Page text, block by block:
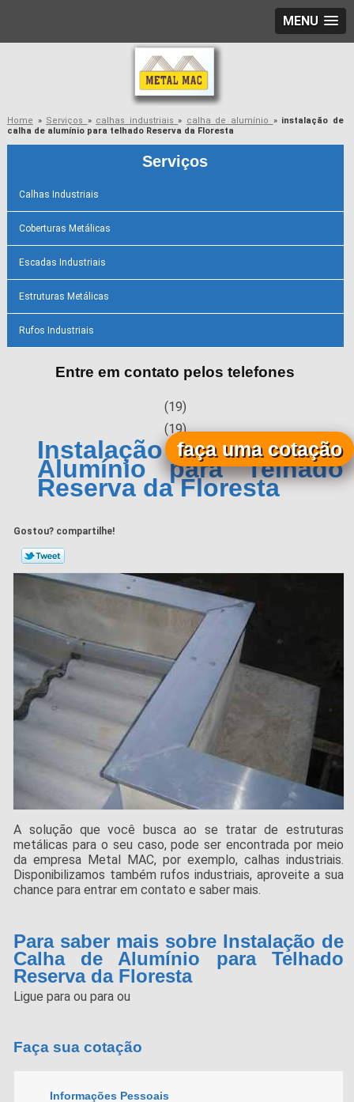
MENU
Home » Serviços » calhas industriais» calha de alumínio » instalação de
calha de alumínio para telhado Reserva da Floresta
Serviços
Calhas Industriais
Coberturas Metálicas
Escadas Industriais
Estruturas Metálicas
Rufos Industriais
Entre em contato pelos telefones
(19)
(19)
Instalação de Calha de
Alumínio para Telhado
Reserva da Floresta
Gostou? compartilhe!
A solução que você busca ao se tratar de estruturas
metálicas para o seu caso, pode ser encontrada por meio
da empresa Metal MAC, por exemplo, calhas industriais.
Disponibilizamos também rufos industriais, aproveite a sua
chance para entrar em contato e saber mais.
Para saber mais sobre Instalação de
Calha de Alumínio para Telhado
Reserva da Floresta
Ligue paraou paraou
faça uma cotação
Faça sua cotação
Informações Pessoais